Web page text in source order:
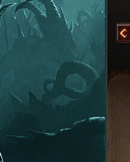
IedaDeBusy 70